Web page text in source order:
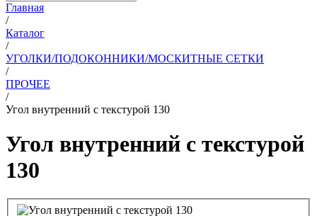
Главная
/
Каталог
/
УГОЛКИ/ПОДОКОННИКИ/МОСКИТНЫЕ СЕТКИ
/
ПРОЧЕЕ
/
Угол внутренний с текстурой 130
Угол внутренний с текстурой
130